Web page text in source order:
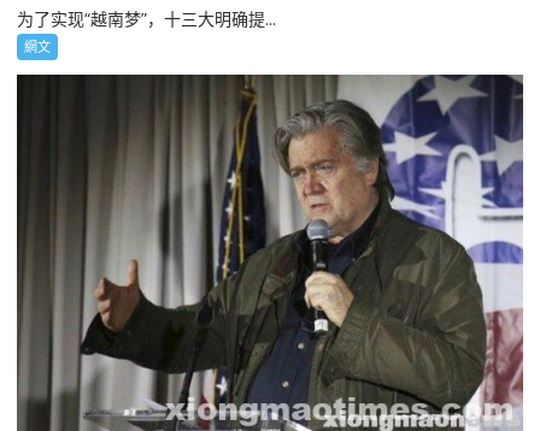
为了实现“越南梦”，十三大明确提...
網文